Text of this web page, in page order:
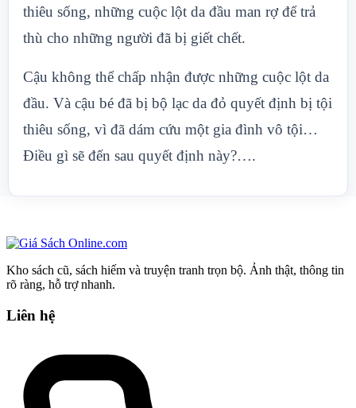
thiêu sống, những cuộc lột da đầu man rợ để trả
thù cho những người đã bị giết chết.
Cậu không thể chấp nhận được những cuộc lột da
đầu. Và cậu bé đã bị bộ lạc da đỏ quyết định bị tội
thiêu sống, vì đã dám cứu một gia đình vô tội…
Điều gì sẽ đến sau quyết định này?….
Kho sách cũ, sách hiếm và truyện tranh trọn bộ. Ảnh thật, thông tin
rõ ràng, hỗ trợ nhanh.
Liên hệ